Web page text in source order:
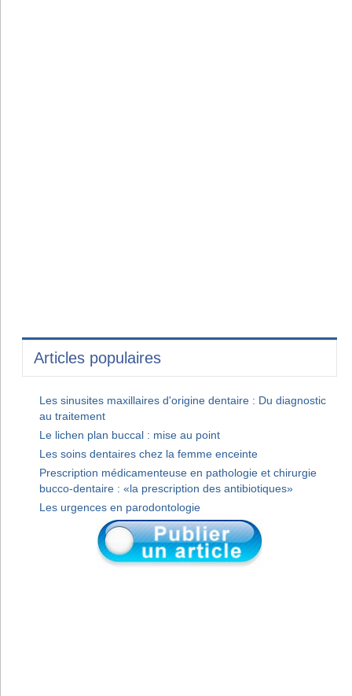
Articles populaires
Les sinusites maxillaires d'origine dentaire : Du diagnostic
au traitement
Le lichen plan buccal : mise au point
Les soins dentaires chez la femme enceinte
Prescription médicamenteuse en pathologie et chirurgie
bucco-dentaire : «la prescription des antibiotiques»
Les urgences en parodontologie